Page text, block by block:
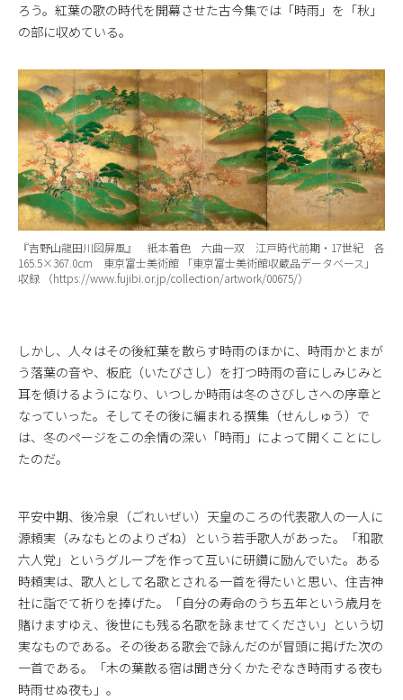
ろう。紅葉の歌の時代を開幕させた古今集では「時雨」を「秋」
の部に収めている。
『吉野山龍田川図屏風』 紙本着色 六曲一双 江戸時代前期・17世紀 各
165.5×367.0cm 東京富士美術館 「東京富士美術館収蔵品データベース」
収録 （https://www.fujibi.or.jp/collection/artwork/00675/）
しかし、人々はその後紅葉を散らす時雨のほかに、時雨かとまが
う落葉の音や、板庇（いたびさし）を打つ時雨の音にしみじみと
耳を傾けるようになり、いつしか時雨は冬のさびしさへの序章と
なっていった。そしてその後に編まれる撰集（せんしゅう）で
は、冬のページをこの余情の深い「時雨」によって開くことにし
たのだ。
平安中期、後冷泉（ごれいぜい）天皇のころの代表歌人の一人に
源頼実（みなもとのよりざね）という若手歌人があった。「和歌
六人党」というグループを作って互いに研鑽に励んでいた。ある
時頼実は、歌人として名歌とされる一首を得たいと思い、住吉神
社に詣でて祈りを捧げた。「自分の寿命のうち五年という歳月を
賭けますゆえ、後世にも残る名歌を詠ませてください」という切
実なものである。その後ある歌会で詠んだのが冒頭に掲げた次の
一首である。「木の葉散る宿は聞き分くかたぞなき時雨する夜も
時雨せぬ夜も」。